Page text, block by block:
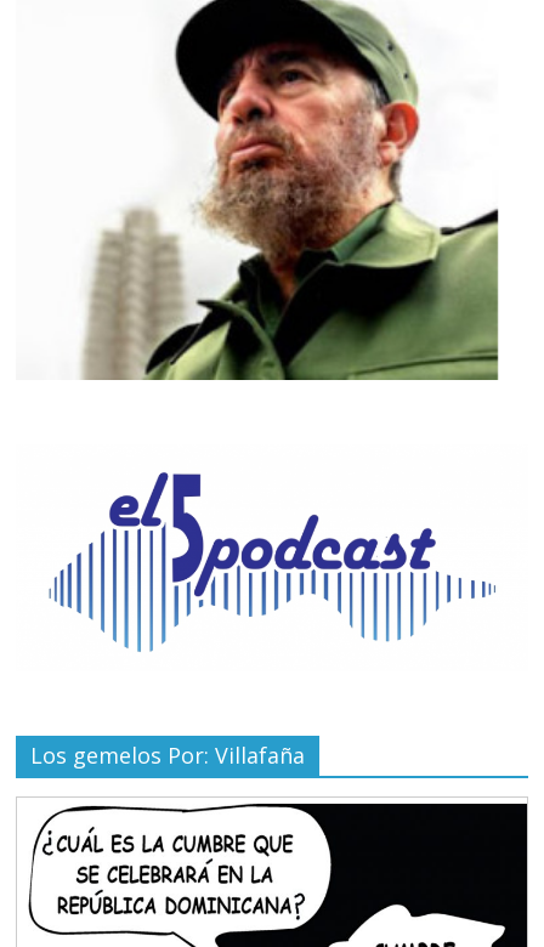
Los gemelos Por: Villafaña